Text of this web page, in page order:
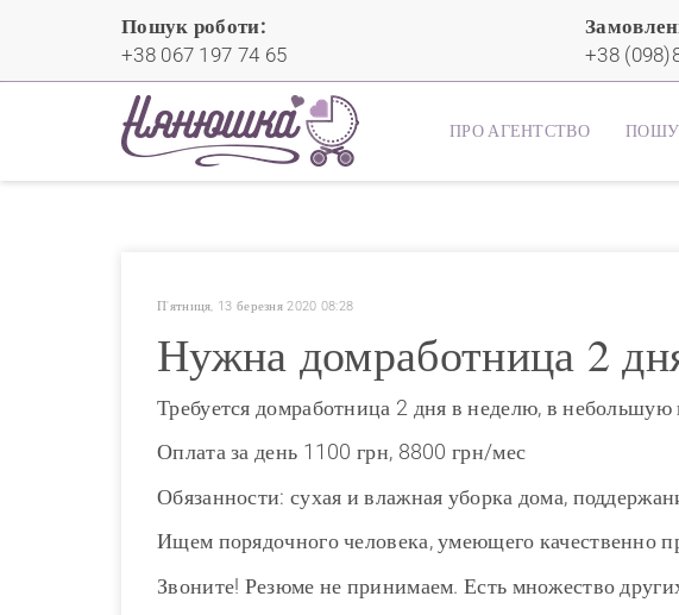
Пошук роботи:
+38 067 197 74 65
+38
ПРО АГЕНТСТВО
П'ятниця, 13 березня 2020 08:28
Нужна домработница 2
Требуется домработница 2 дня в неделю, в
Оплата за день 1100 грн, 8800 грн/мес
Обязанности: сухая и влажная уборка дома,
Ищем порядочного человека, умеющего качественно
Звоните! Резюме не принимаем. Есть множество